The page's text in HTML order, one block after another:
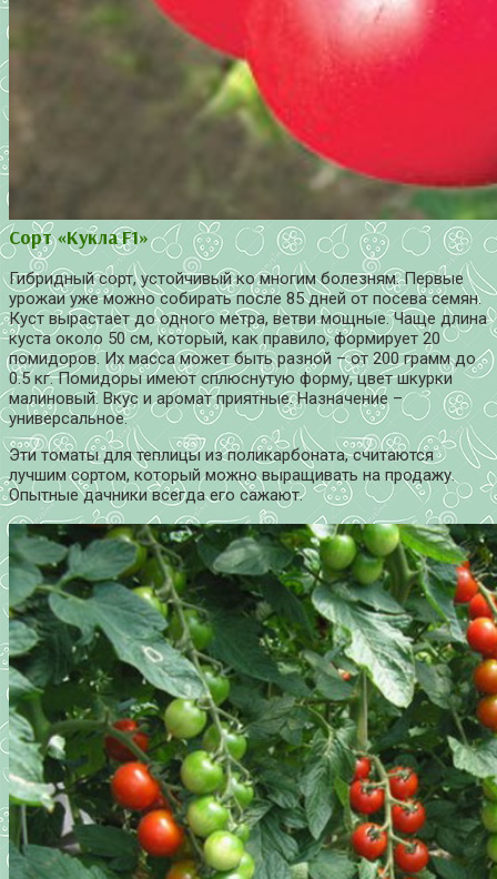
Сорт «Кукла F1»
Гибридный сорт, устойчивый ко многим болезням. Первые
урожаи уже можно собирать после 85 дней от посева семян.
Куст вырастает до одного метра, ветви мощные. Чаще длина
куста около 50 см, который, как правило, формирует 20
помидоров. Их масса может быть разной – от 200 грамм до
0.5 кг. Помидоры имеют сплюснутую форму, цвет шкурки
малиновый. Вкус и аромат приятные. Назначение –
универсальное.
Эти томаты для теплицы из поликарбоната, считаются
лучшим сортом, который можно выращивать на продажу.
Опытные дачники всегда его сажают.